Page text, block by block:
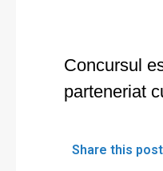
Concursul
parteneriat
Share this